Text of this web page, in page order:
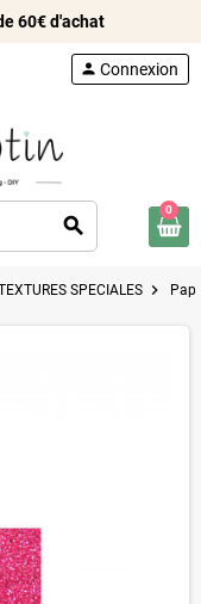
60€ d'achat
search
person Connexion
0
SPECIALES chevron_right